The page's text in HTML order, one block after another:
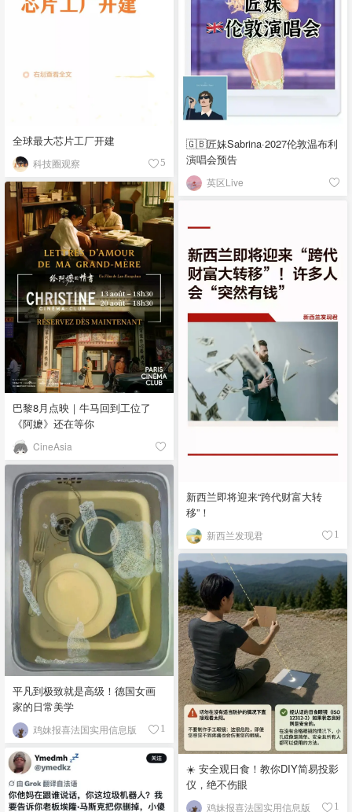
全球最大芯片工厂开建
科技圈观察 5
🇬🇧匠妹Sabrina·2027伦敦温布利
演唱会预告
英区Live
巴黎8月点映｜牛马回到工位了
《阿嬷》还在等你
CineAsia
新西兰即将迎来“跨代财富大转
移”！
新西兰发现君 1
平凡到极致就是高级！德国女画
家的日常美学
鸡妹报喜法国实用信息版 1
☀️ 安全观日食！教你DIY简易投影
仪，绝不伤眼
鸡妹报喜法国实用信息版 1